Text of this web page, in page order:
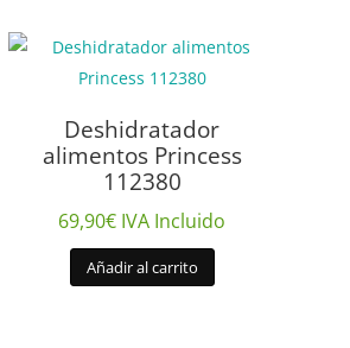
Deshidratador
alimentos Princess
112380
69,90€ IVA Incluido
Añadir al carrito